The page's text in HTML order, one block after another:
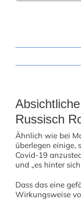
Russisch
Ähnlich wie bei
überlegen einige,
Covid-19
und „es hinter
Dass das eine
Wirkungsweise